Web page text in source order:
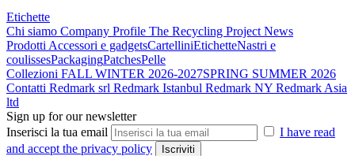
Etichette
Chi siamo Company Profile The Recycling Project News
Prodotti Accessori e gadgetsCartelliniEtichetteNastri e
coulissesPackagingPatchesPelle
Collezioni FALL WINTER 2026-2027SPRING SUMMER 2026
Contatti Redmark srl Redmark Istanbul Redmark NY Redmark Asia
ltd
Sign up for our newsletter
Inserisci la tua email
I have read
and accept the privacy policy